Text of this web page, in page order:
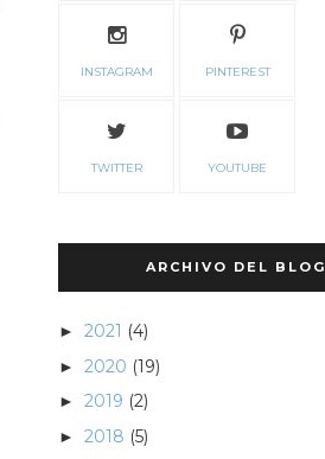
INSTAGRAM PINTEREST
TWITTER YOUTUBE
ARCHIVO DEL BLOG
► 2021 (4)
► 2020 (19)
► 2019 (2)
► 2018 (5)